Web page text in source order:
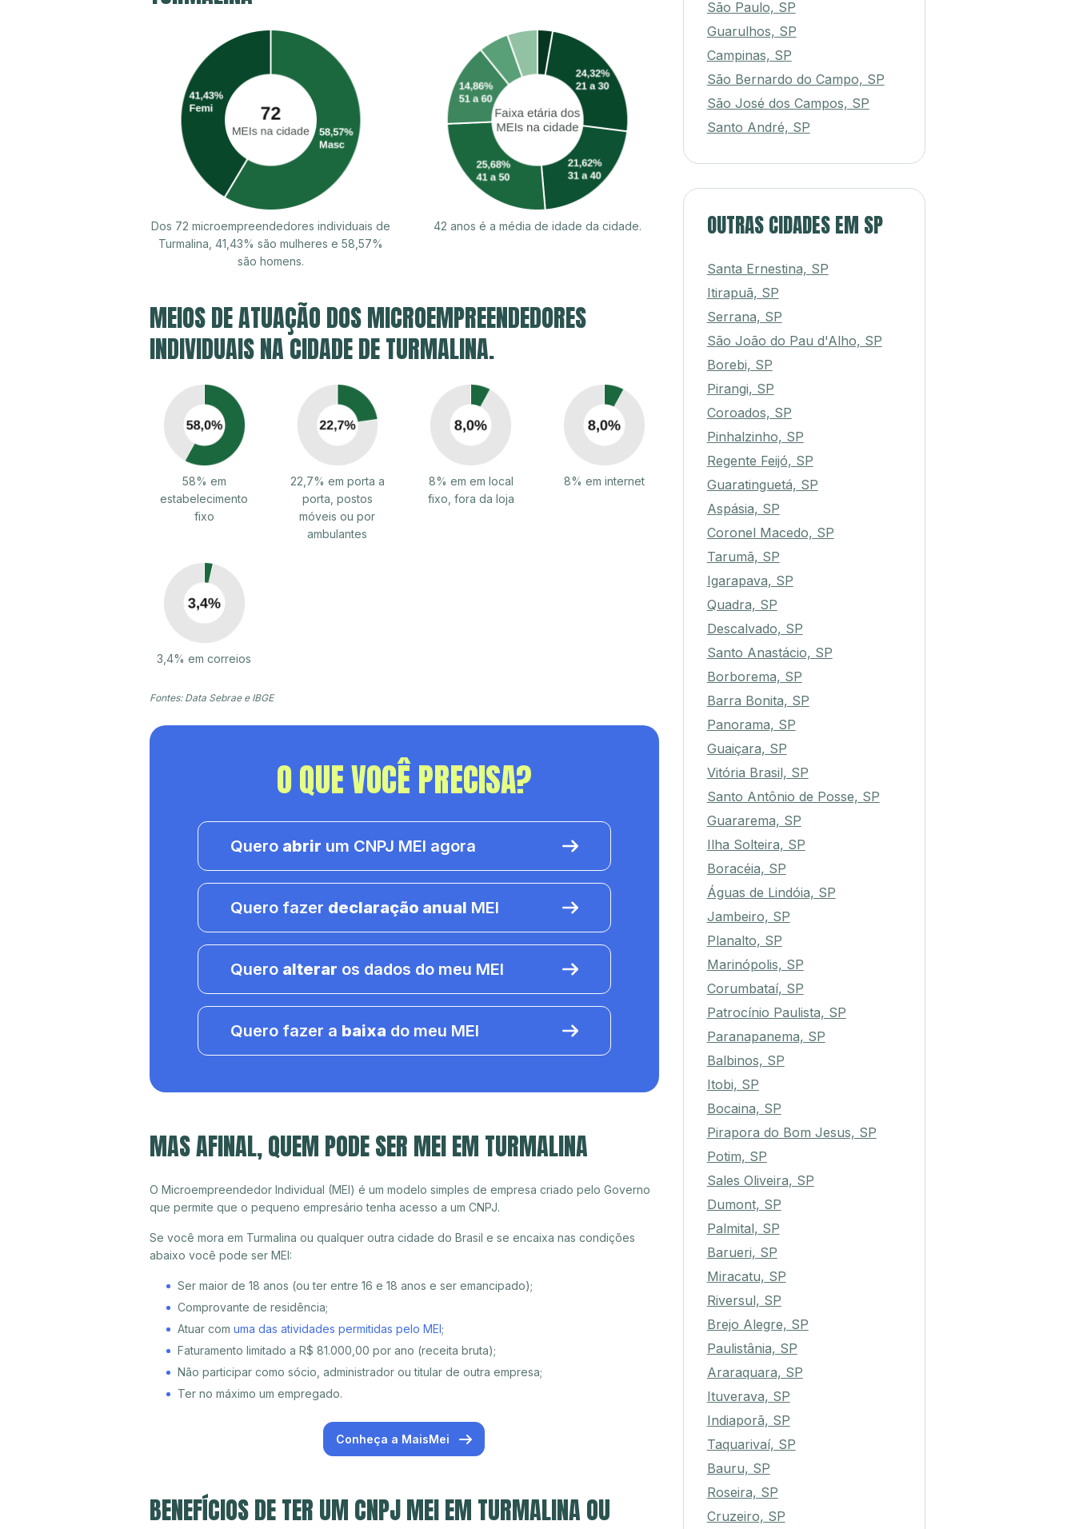
Dos 72 microempreendedores individuais de
Turmalina, 41,43% são mulheres e 58,57%
são homens.
42 anos é a média de idade da cidade.
MEIOS DE ATUAÇÃO DOS MICROEMPREENDEDORES
INDIVIDUAIS NA CIDADE DE TURMALINA.
58% em
estabelecimento
fixo
22,7% em porta a
porta, postos
móveis ou por
ambulantes
8% em em local
fixo, fora da loja
8% em internet
3,4% em correios
Fontes: Data Sebrae e IBGE
O QUE VOCÊ PRECISA?
Quero abrir um CNPJ MEI agora
Quero fazer declaração anual MEI
Quero alterar os dados do meu MEI
Quero fazer a baixa do meu MEI
MAS AFINAL, QUEM PODE SER MEI EM TURMALINA
O Microempreendedor Individual (MEI) é um modelo simples de empresa criado pelo Governo
que permite que o pequeno empresário tenha acesso a um CNPJ.
Se você mora em Turmalina ou qualquer outra cidade do Brasil e se encaixa nas condições
abaixo você pode ser MEI:
Ser maior de 18 anos (ou ter entre 16 e 18 anos e ser emancipado);
Comprovante de residência;
Atuar com uma das atividades permitidas pelo MEI;
Faturamento limitado a R$ 81.000,00 por ano (receita bruta);
Não participar como sócio, administrador ou titular de outra empresa;
Ter no máximo um empregado.
Conheça a MaisMei
BENEFÍCIOS DE TER UM CNPJ MEI EM TURMALINA OU
São Paulo, SP
Guarulhos, SP
Campinas, SP
São Bernardo do Campo, SP
São José dos Campos, SP
Santo André, SP
OUTRAS CIDADES EM SP
Santa Ernestina, SP
Itirapuã, SP
Serrana, SP
São João do Pau d'Alho, SP
Borebi, SP
Pirangi, SP
Coroados, SP
Pinhalzinho, SP
Regente Feijó, SP
Guaratinguetá, SP
Aspásia, SP
Coronel Macedo, SP
Tarumã, SP
Igarapava, SP
Quadra, SP
Descalvado, SP
Santo Anastácio, SP
Borborema, SP
Barra Bonita, SP
Panorama, SP
Guaiçara, SP
Vitória Brasil, SP
Santo Antônio de Posse, SP
Guararema, SP
Ilha Solteira, SP
Boracéia, SP
Águas de Lindóia, SP
Jambeiro, SP
Planalto, SP
Marinópolis, SP
Corumbataí, SP
Patrocínio Paulista, SP
Paranapanema, SP
Balbinos, SP
Itobi, SP
Bocaina, SP
Pirapora do Bom Jesus, SP
Potim, SP
Sales Oliveira, SP
Dumont, SP
Palmital, SP
Barueri, SP
Miracatu, SP
Riversul, SP
Brejo Alegre, SP
Paulistânia, SP
Araraquara, SP
Ituverava, SP
Indiaporã, SP
Taquarivaí, SP
Bauru, SP
Roseira, SP
Cruzeiro, SP